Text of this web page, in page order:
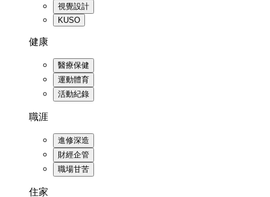
視覺設計
KUSO
健康
醫療保健
運動體育
活動紀錄
職涯
進修深造
財經企管
職場甘苦
住家